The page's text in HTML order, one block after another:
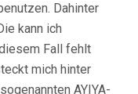
Dahinter
kann ich
Fall fehlt
mich hinter
AYIYA-